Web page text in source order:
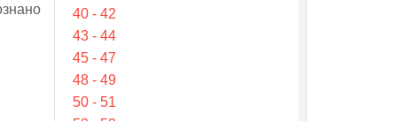
40 - 42
43 - 44
45 - 47
48 - 49
50 - 51